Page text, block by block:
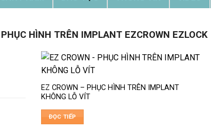
PHỤC HÌNH TRÊN IMPLANT EZCROWN EZLOCK
EZ CROWN – PHỤC HÌNH TRÊN IMPLANT
KHÔNG LỖ VÍT
ĐỌC TIẾP